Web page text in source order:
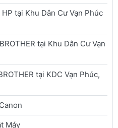
tại Khu Dân Cư Vạn Phúc
tại Khu Dân Cư Vạn
tại KDC Vạn Phúc,
Máy